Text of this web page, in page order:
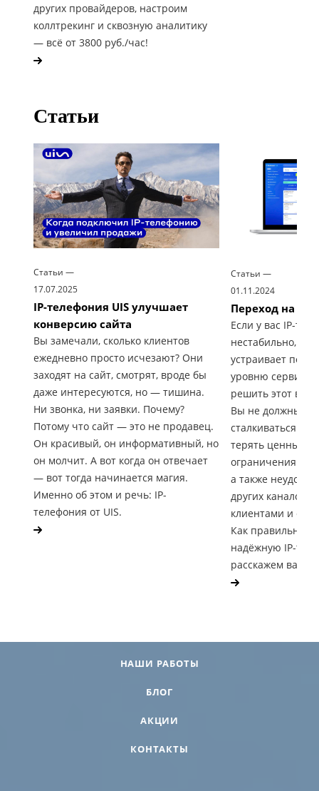
других провайдеров, настроим
коллтрекинг и сквозную аналитику
— всё от 3800 руб./час!
Статьи
Статьи —
17.07.2025
IP-телефония UIS улучшает
конверсию сайта
Вы замечали, сколько клиентов
ежедневно просто исчезают? Они
заходят на сайт, смотрят, вроде бы
даже интересуются, но — тишина.
Ни звонка, ни заявки. Почему?
Потому что сайт — это не продавец.
Он красивый, он информативный, но
он молчит. А вот когда он отвечает
— вот тогда начинается магия.
Именно об этом и речь: IP-
телефония от UIS.
Статьи —
01.11.2024
Переход на
Если у вас IP-
нестабильно, а
устраивает по
уровню сервиса,
решить этот
Вы не должны
сталкиваться с
терять ценные
ограничения по
а также
других каналов
клиентами и
Как правильно
надёжную IP-
расскажем вам в
НАШИ РАБОТЫ
БЛОГ
АКЦИИ
КОНТАКТЫ